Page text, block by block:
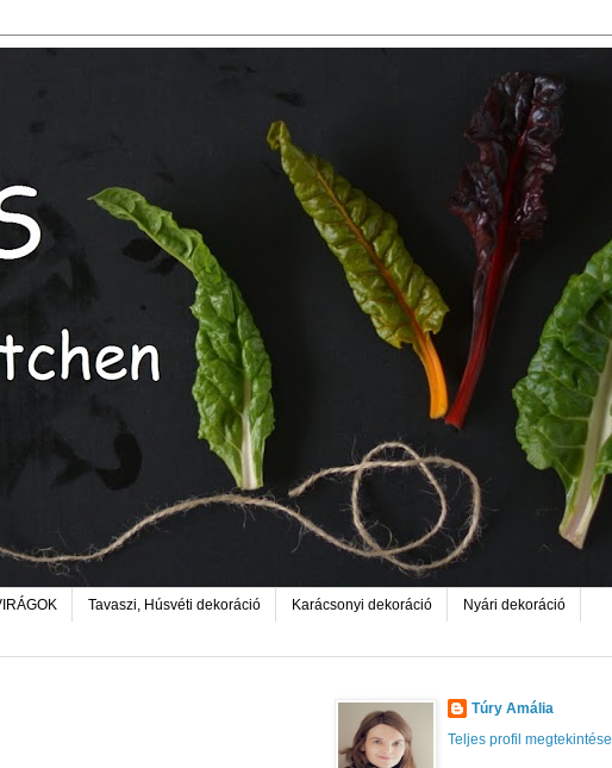
Tavaszi, Húsvéti dekoráció Karácsonyi dekoráció Nyári dekoráció
Túry Amália
Teljes profil megtekintése